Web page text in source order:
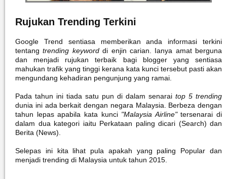
Rujukan Trending Terkini
Google Trend sentiasa memberikan anda informasi terkini
tentangtrending keyworddi enjin carian. Ianya amat berguna
dan menjadi rujukan terbaik bagi blogger yang sentiasa
mahukan trafik yang tinggi kerana kata kunci tersebut pasti akan
mengundang kehadiran pengunjung yang ramai.
Pada tahun ini tiada satu pun di dalam senarai top 5 trending
dunia ini ada berkait dengan negara Malaysia. Berbeza dengan
tahun lepas apabila kata kunci "Malaysia Airline"tersenarai di
dalam dua kategori iaitu Perkataan paling dicari (Search) dan
Berita (News).
Selepas ini kita lihat pula apakah yang paling Popular dan
menjadi trending di Malaysia untuk tahun 2015.